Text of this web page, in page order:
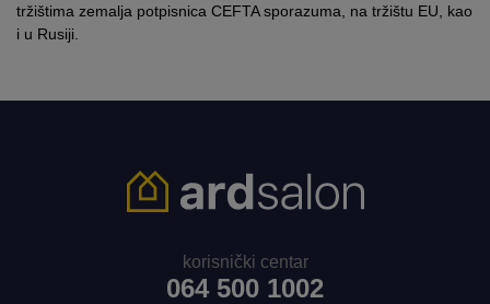
tržištima zemalja potpisnica CEFTA sporazuma, na tržištu EU, kao
i u Rusiji.
korisnički centar
064 500 1002